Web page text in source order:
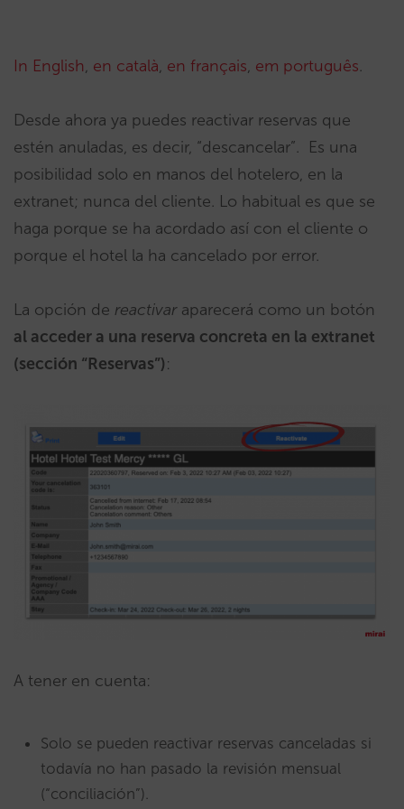
In English, en català, en français, em português.
Desde ahora ya puedes reactivar reservas que
estén anuladas, es decir, “descancelar”. Es una
posibilidad solo en manos del hotelero, en la
extranet; nunca del cliente. Lo habitual es que se
haga porque se ha acordado así con el cliente o
porque el hotel la ha cancelado por error.
La opción de reactivaraparecerá como un botón
al acceder a una reserva concreta en la extranet
(sección “Reservas”):
A tener en cuenta:
Solo se pueden reactivar reservas canceladas si
todavía no han pasado la revisión mensual
(“conciliación”).